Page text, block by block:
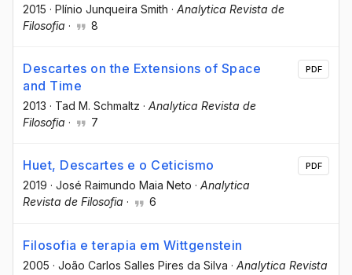
2015 · Plínio Junqueira Smith · Analytica Revista de
Filosofia · 8
Descartes on the Extensions of Space
and Time
2013 · Tad M. Schmaltz · Analytica Revista de
Filosofia · 7
PDF
Huet, Descartes e o Ceticismo
2019 · José Raimundo Maia Neto · Analytica
Revista de Filosofia · 6
PDF
Filosofia e terapia em Wittgenstein
2005 · João Carlos Salles Pires da Silva · Analytica Revista